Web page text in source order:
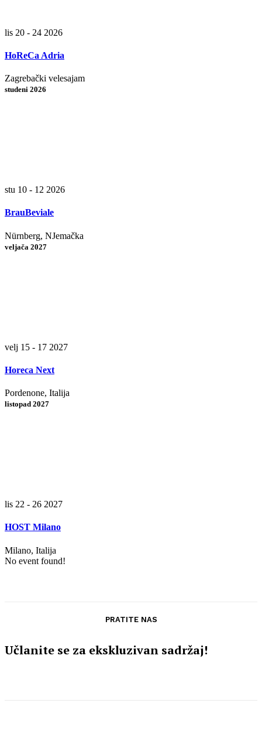
lis 20 - 24 2026
HoReCa Adria
Zagrebački velesajam
studeni 2026
stu 10 - 12 2026
BrauBeviale
Nürnberg, NJemačka
veljača 2027
velj 15 - 17 2027
Horeca Next
Pordenone, Italija
listopad 2027
lis 22 - 26 2027
HOST Milano
Milano, Italija
No event found!
PRATITE NAS
Učlanite se za ekskluzivan sadržaj!